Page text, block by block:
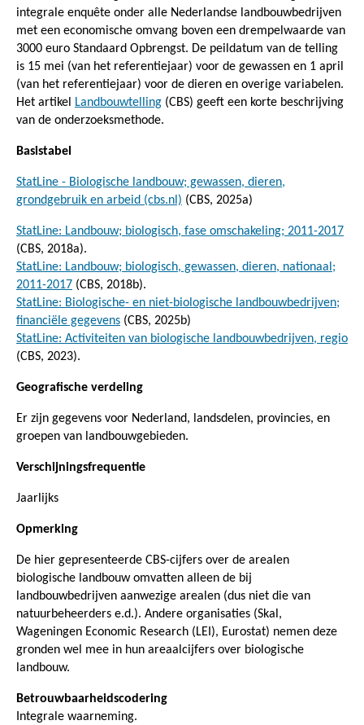
integrale enquête onder alle Nederlandse landbouwbedrijven
met een economische omvang boven een drempelwaarde van
3000 euro Standaard Opbrengst. De peildatum van de telling
is 15 mei (van het referentiejaar) voor de gewassen en 1 april
(van het referentiejaar) voor de dieren en overige variabelen.
Het artikel
Landbouwtelling (CBS) geeft een korte beschrijving
van de onderzoeksmethode.
Basistabel
StatLine - Biologische landbouw; gewassen, dieren,
grondgebruik en arbeid (cbs.nl) (CBS, 2025a)
StatLine: Landbouw; biologisch, fase omschakeling; 2011-2017
(CBS, 2018a).
StatLine: Landbouw; biologisch, gewassen, dieren, nationaal;
2011-2017 (CBS, 2018b).
StatLine: Biologische- en niet-biologische landbouwbedrijven;
financiële gegevens (CBS, 2025b)
StatLine: Activiteiten van biologische landbouwbedrijven, regio
(CBS, 2023).
Geografische verdeling
Er zijn gegevens voor Nederland, landsdelen, provincies, en
groepen van landbouwgebieden.
Verschijningsfrequentie
Jaarlijks
Opmerking
De hier gepresenteerde CBS-cijfers over de arealen
biologische landbouw omvatten alleen de bij
landbouwbedrijven aanwezige arealen (dus niet die van
natuurbeheerders e.d.). Andere organisaties (Skal,
Wageningen Economic Research (LEI), Eurostat) nemen deze
gronden wel mee in hun areaalcijfers over biologische
landbouw.
Betrouwbaarheidscodering
Integrale waarneming.